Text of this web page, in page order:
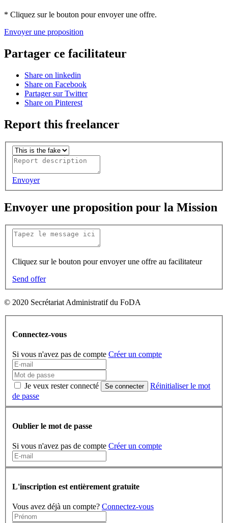
* Cliquez sur le bouton pour envoyer une offre.
Envoyer une proposition
Partager ce facilitateur
Share on linkedin
Share on Facebook
Partager sur Twitter
Share on Pinterest
Report this freelancer
Envoyer
Envoyer une proposition pour la Mission
Cliquez sur le bouton pour envoyer une offre au facilitateur
Send offer
© 2020 Secrétariat Administratif du FoDA
Connectez-vous
Si vous n'avez pas de compte Créer un compte
Je veux rester connecté Se connecter
Réinitialiser le mot
de passe
Oublier le mot de passe
Si vous n'avez pas de compte Créer un compte
L'inscription est entièrement gratuite
Vous avez déjà un compte? Connectez-vous